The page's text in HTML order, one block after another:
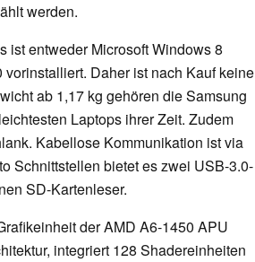
werden.
ist entweder Microsoft Windows 8
Daher ist nach Kauf keine
ab 1,17 kg gehören die Samsung
Laptops ihrer Zeit. Zudem
Kabellose Kommunikation ist via
Schnittstellen bietet es zwei USB-3.0-
SD-Kartenleser.
der AMD A6-1450 APU
integriert 128 Shadereinheiten